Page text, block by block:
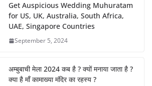
Get Auspicious Wedding Muhuratam
for US, UK, Australia, South Africa,
UAE, Singapore Countries
September 5, 2024
अम्बुबाची मेला 2024 कब है ? क्यों मनाया जाता है ?
क्या है माँ कामाख्या मंदिर का रहस्य ?